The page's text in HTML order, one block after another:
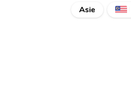
Asie